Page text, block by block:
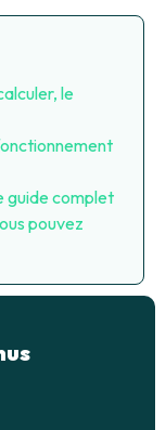
le
guide complet
pouvez